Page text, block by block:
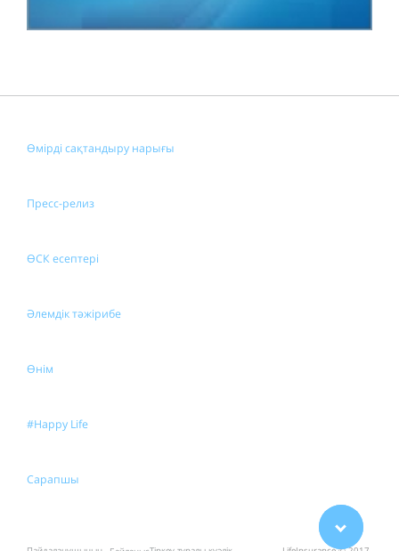
Өмірді сақтандыру нарығы
Пресс-релиз
ӨСК есептері
Әлемдік тәжірибе
Өнім
#Happy Life
Сарапшы